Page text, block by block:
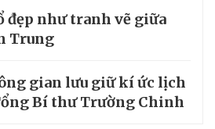
đẹp như tranh vẽ giữa
Trung
gian lưu giữ kí ức lịch
Bí thư Trường Chinh